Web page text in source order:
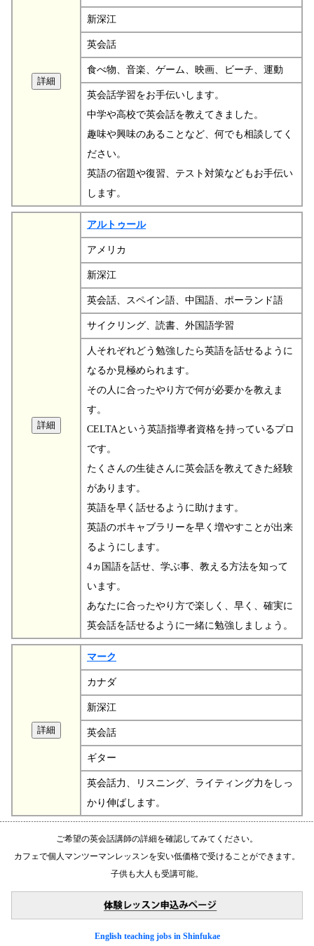
新深江
英会話
食べ物、音楽、ゲーム、映画、ビーチ、運動
英会話学習をお手伝いします。
中学や高校で英会話を教えてきました。
趣味や興味のあることなど、何でも相談してく
ださい。
英語の宿題や復習、テスト対策などもお手伝い
します。
アルトゥール
アメリカ
新深江
英会話、スペイン語、中国語、ポーランド語
サイクリング、読書、外国語学習
人それぞれどう勉強したら英語を話せるように
なるか見極められます。
その人に合ったやり方で何が必要かを教えま
す。
CELTAという英語指導者資格を持っているプロ
です。
たくさんの生徒さんに英会話を教えてきた経験
があります。
英語を早く話せるように助けます。
英語のボキャブラリーを早く増やすことが出来
るようにします。
4ヵ国語を話せ、学ぶ事、教える方法を知って
います。
あなたに合ったやり方で楽しく、早く、確実に
英会話を話せるように一緒に勉強しましょう。
マーク
カナダ
新深江
英会話
ギター
英会話力、リスニング、ライティング力をしっ
かり伸ばします。
ご希望の英会話講師の詳細を確認してみてください。
カフェで個人マンツーマンレッスンを安い低価格で受けることができます。
子供も大人も受講可能。
English teaching jobs in Shinfukae